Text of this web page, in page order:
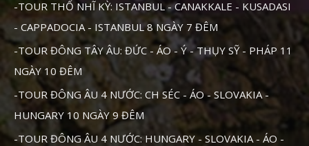
-TOUR THỔ NHĨ KỲ: ISTANBUL - CANAKKALE - KUSADASI
- CAPPADOCIA - ISTANBUL 8 NGÀY 7 ĐÊM
-TOUR ĐÔNG TÂY ÂU: ĐỨC - ÁO - Ý - THỤY SỸ - PHÁP 11
NGÀY 10 ĐÊM
-TOUR ĐÔNG ÂU 4 NƯỚC: CH SÉC - ÁO - SLOVAKIA -
HUNGARY 10 NGÀY 9 ĐÊM
-TOUR ĐÔNG ÂU 4 NƯỚC: HUNGARY - SLOVAKIA - ÁO -